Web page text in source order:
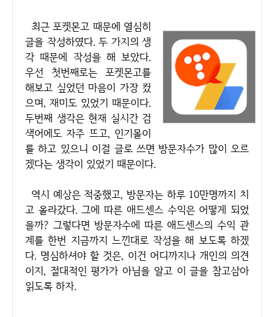
최근 포켓몬고 때문에 열심히
글을 작성하였다. 두 가지의 생
각 때문에 작성을 해 보았다.
우선 첫번째로는 포켓몬고를
해보고 싶었던 마음이 가장 컸
으며, 재미도 있었기 때문이다.
두번째 생각은 현재 실시간 검
색어에도 자주 뜨고, 인기몰이
를 하고 있으니 이걸 글로 쓰면 방문자수가 많이 오르
겠다는 생각이 있었기 때문이다.
역시 예상은 적중했고, 방문자는 하루 10만명까지 치
고 올라갔다. 그에 따른 애드센스 수익은 어떻게 되었
을까? 그렇다면 방문자수에 따른 애드센스의 수익 관
계를 한번 지금까지 느낀대로 작성을 해 보도록 하겠
다. 명심하셔야 할 것은, 이건 어디까지나 개인의 의견
이지, 절대적인 평가가 아님을 알고 이 글을 참고삼아
읽도록 하자.